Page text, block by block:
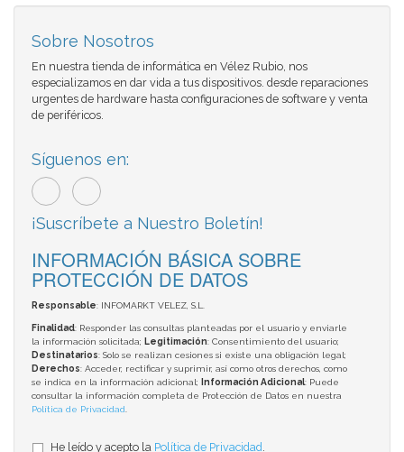
Sobre Nosotros
En nuestra tienda de informática en Vélez Rubio, nos
especializamos en dar vida a tus dispositivos. desde reparaciones
urgentes de hardware hasta configuraciones de software y venta
de periféricos.
Síguenos en:
¡Suscríbete a Nuestro Boletín!
INFORMACIÓN BÁSICA SOBRE
PROTECCIÓN DE DATOS
Responsable: INFOMARKT VELEZ, S.L.
Finalidad: Responder las consultas planteadas por el usuario y enviarle
la información solicitada; Legitimación: Consentimiento del usuario;
Destinatarios: Solo se realizan cesiones si existe una obligación legal;
Derechos: Acceder, rectificar y suprimir, así como otros derechos, como
se indica en la información adicional;
Información Adicional: Puede
consultar la información completa de Protección de Datos en nuestra
Política de Privacidad.
He leído y acepto la Política de Privacidad.